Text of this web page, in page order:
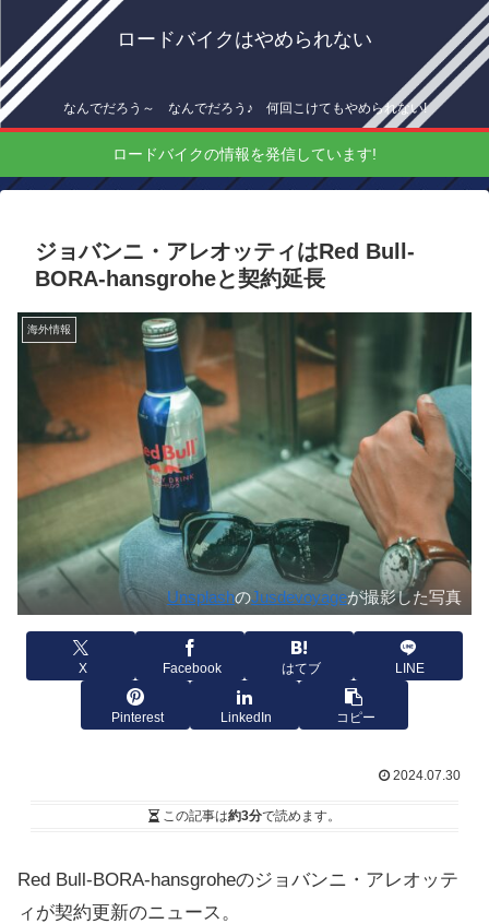
ロードバイクはやめられない
なんでだろう～ なんでだろう♪ 何回こけてもやめられない!
ロードバイクの情報を発信しています!
ジョバンニ・アレオッティはRed Bull-
BORA-hansgroheと契約延長
海外情報
UnsplashのJusdevoyageが撮影した写真
X Facebook はてブ LINE
Pinterest LinkedIn コピー
2024.07.30
この記事は約3分で読めます。
Red Bull-BORA-hansgroheのジョバンニ・アレオッテ
ィが契約更新のニュース。